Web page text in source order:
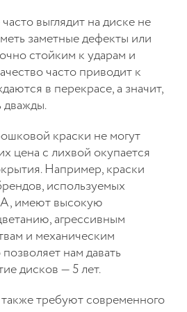
выглядит на диске не
заметные дефекты или
стойким к ударам и
часто приводит к
в перекрасе, а значит,
дважды.
краски не могут
цена с лихвой окупается
Например, краски
используемых
имеют высокую
агрессивным
и механическим
нам давать
дисков — 5 лет.
требуют современного